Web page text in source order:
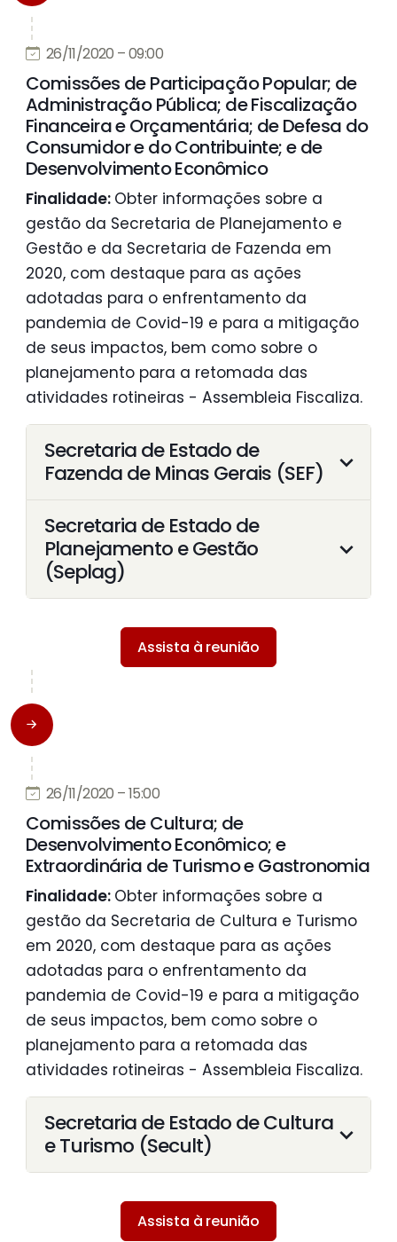
26/11/2020 – 09:00
Comissões de Participação Popular; de
Administração Pública; de Fiscalização
Financeira e Orçamentária; de Defesa do
Consumidor e do Contribuinte; e de
Desenvolvimento Econômico
Finalidade: Obter informações sobre a
gestão da Secretaria de Planejamento e
Gestão e da Secretaria de Fazenda em
2020, com destaque para as ações
adotadas para o enfrentamento da
pandemia de Covid-19 e para a mitigação
de seus impactos, bem como sobre o
planejamento para a retomada das
atividades rotineiras - Assembleia Fiscaliza.
Secretaria de Estado de
Fazenda de Minas Gerais (SEF)
Secretaria de Estado de
Planejamento e Gestão
(Seplag)
Assista à reunião
26/11/2020 – 15:00
Comissões de Cultura; de
Desenvolvimento Econômico; e
Extraordinária de Turismo e Gastronomia
Finalidade: Obter informações sobre a
gestão da Secretaria de Cultura e Turismo
em 2020, com destaque para as ações
adotadas para o enfrentamento da
pandemia de Covid-19 e para a mitigação
de seus impactos, bem como sobre o
planejamento para a retomada das
atividades rotineiras - Assembleia Fiscaliza.
Secretaria de Estado de Cultura
e Turismo (Secult)
Assista à reunião